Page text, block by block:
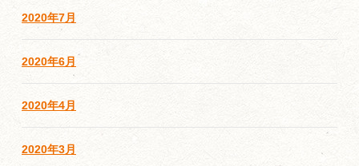
2020年7月
2020年6月
2020年4月
2020年3月